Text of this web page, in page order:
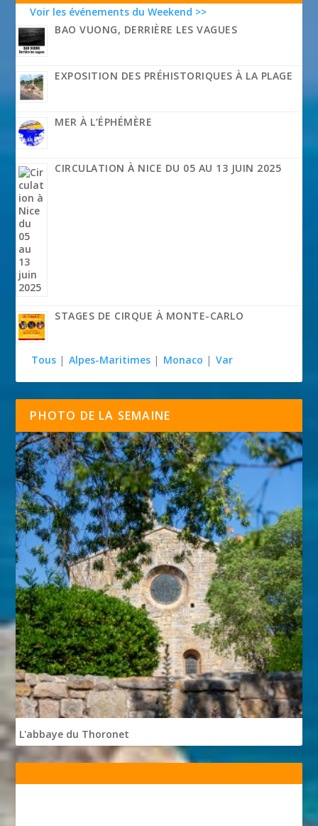
Voir les événements du Weekend >>
BAO VUONG, DERRIÈRE LES VAGUES
EXPOSITION DES PRÉHISTORIQUES À LA PLAGE
MER À L’ÉPHÉMÈRE
CIRCULATION À NICE DU 05 AU 13 JUIN 2025
STAGES DE CIRQUE À MONTE-CARLO
Tous | Alpes-Maritimes | Monaco | Var
PHOTO DE LA SEMAINE
L'abbaye du Thoronet